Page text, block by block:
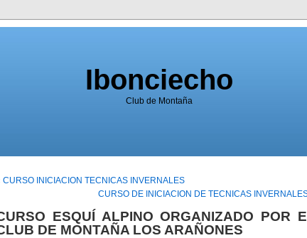
Ibonciecho
Club de Montaña
CURSO INICIACION TECNICAS INVERNALES
CURSO DE INICIACION DE TECNICAS
ESQUÍ ALPINO ORGANIZADO POR
DE MONTAÑA LOS ARAÑONES